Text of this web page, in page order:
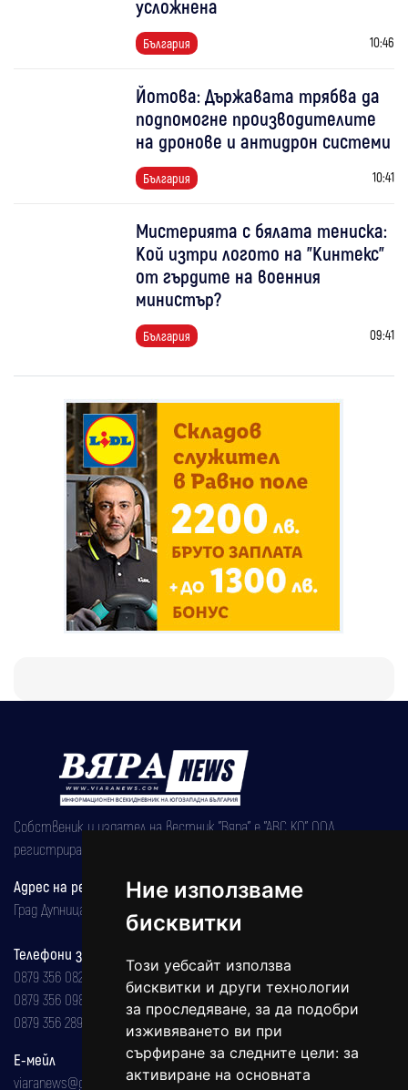
Ние използваме
бисквитки
Този уебсайт използва
бисквитки и други технологии
за проследяване, за да подобри
изживяването ви при
сърфиране за следните цели: за
активиране на основната
усложнена
България 10:46
Йотова: Държавата трябва да
подпомогне производителите
на дронове и антидрон системи
България 10:41
Мистерията с бялата тениска:
Кой изтри логото на "Кинтекс"
от гърдите на военния
министър?
България 09:41
Собственик и издател на вестник "Вяра" е "АВС КО" ООД,
регистрирана на 08.05.2002 година.
Адрес на редакцията
Град Дупница, ул.''Христо Ботев" 43
Телефони за реклама и абонаменти
0879 356 082
0879 356 098
0879 356 289
Е-мейл
viaranews@gmail.com